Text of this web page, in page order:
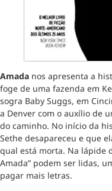
Amada nos apresenta a
foge de uma fazenda em
sogra Baby Suggs, em
a Denver com o auxílio de
do caminho. No início da
Sethe desapareceu e que
qual está morta. Na lápide
Amada” podem ser lidas,
pagar mais letras.